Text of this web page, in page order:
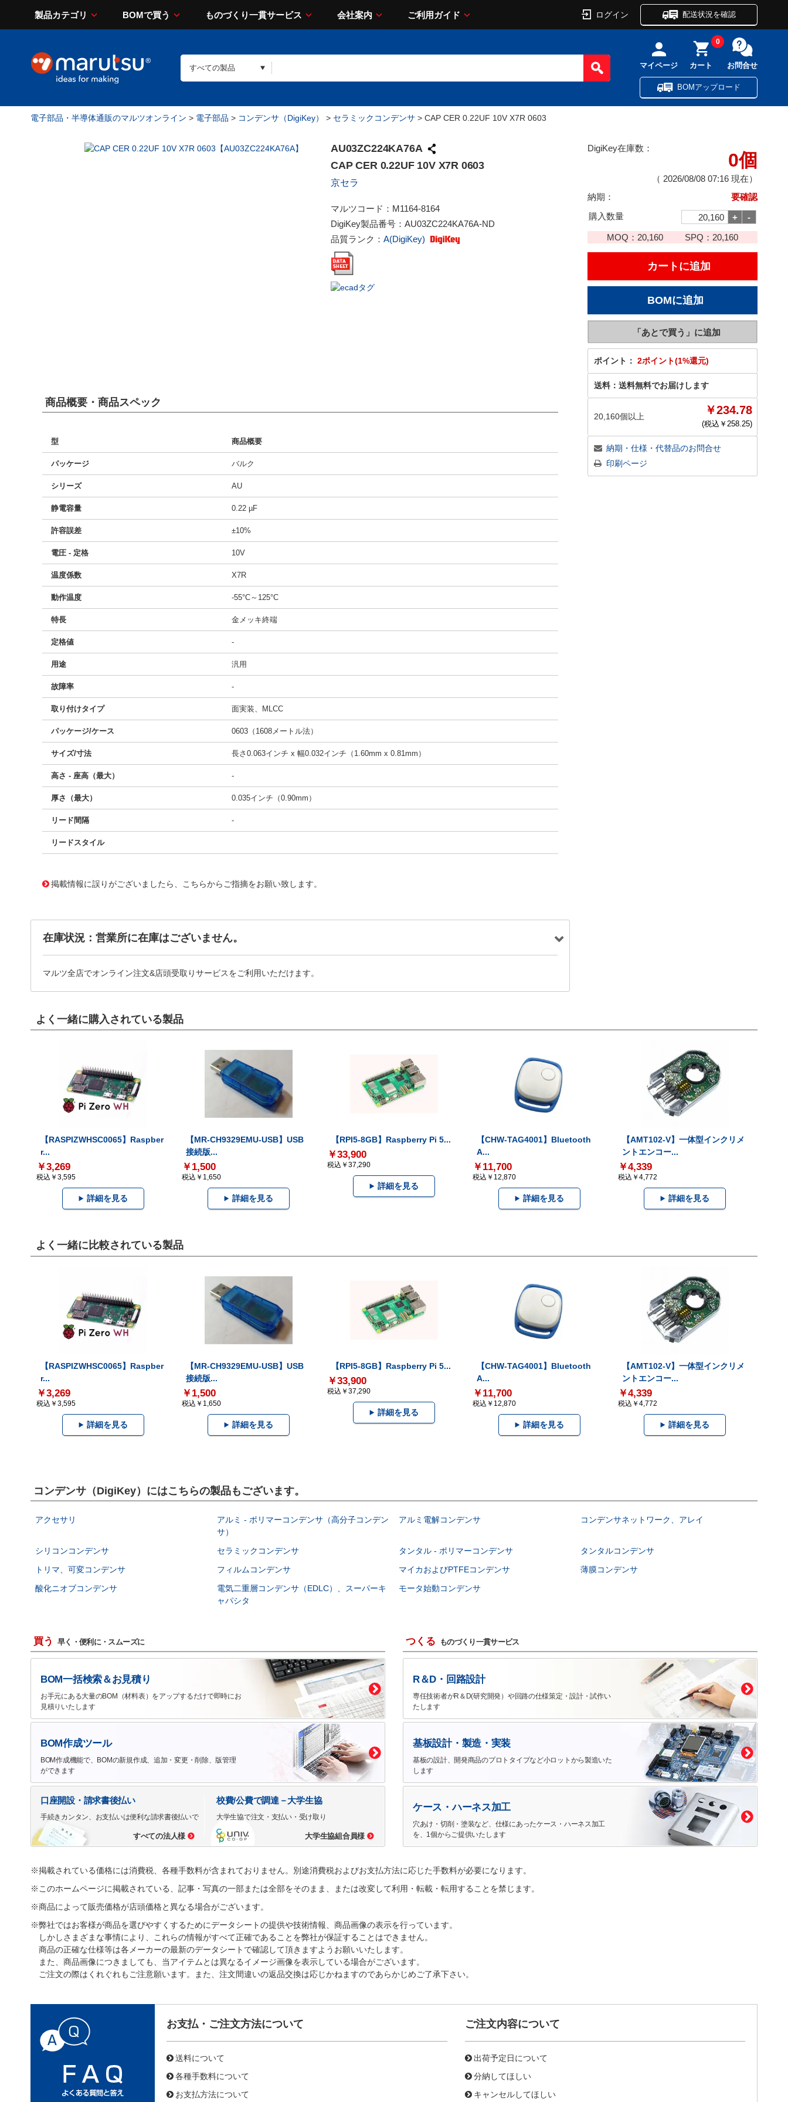
製品カテゴリ BOMで買う ものづくり一貫サービス 会社案内 ご利用ガイド ログイン 配送状況を確認
マイページ カート
0
お問合せ
BOMアップロード
電子部品・半導体通販のマルツオンライン > 電子部品 > コンデンサ（DigiKey） > セラミックコンデンサ > CAP CER 0.22UF 10V X7R 0603
AU03ZC224KA76A
CAP CER 0.22UF 10V X7R 0603
京セラ
マルツコード： M1164-8164
DigiKey製品番号： AU03ZC224KA76A-ND
品質ランク： A(DigiKey)
DigiKey在庫数：
0個
（ 2026/08/08 07:16 現在）
納期：
要確認
購入数量
MOQ： 20,160 SPQ： 20,160
ポイント： 2ポイント(1%還元)
送料： 送料無料でお届けします
20,160個以上 ￥234.78
(税込￥ 258.25)
納期・仕様・代替品のお問合せ
印刷ページ
商品概要・商品スペック
型 商品概要
パッケージ バルク
シリーズ AU
静電容量 0.22 µF
許容誤差 ±10%
電圧 - 定格 10V
温度係数 X7R
動作温度 -55°C～125°C
特長 金メッキ終端
定格値 -
用途 汎用
故障率 -
取り付けタイプ 面実装、MLCC
パッケージ/ケース 0603（1608メートル法）
サイズ/寸法 長さ0.063インチ x 幅0.032インチ（1.60mm x 0.81mm）
高さ - 座高（最大） -
厚さ（最大） 0.035インチ（0.90mm）
リード間隔 -
リードスタイル
掲載情報に誤りがございましたら、こちらからご指摘をお願い致します。
在庫状況：営業所に在庫はございません。
マルツ全店でオンライン注文&店頭受取りサービスをご利用いただけます。
よく一緒に購入されている製品
【RASPIZWHSC0065】Raspber
r...
￥3,269
税込￥3,595
詳細を見る
【MR-CH9329EMU-USB】USB
接続版...
￥1,500
税込￥1,650
詳細を見る
【RPI5-8GB】Raspberry Pi 5...
￥33,900
税込￥37,290
詳細を見る
【CHW-TAG4001】Bluetooth
A...
￥11,700
税込￥12,870
詳細を見る
【AMT102-V】一体型インクリメ
ントエンコー...
￥4,339
税込￥4,772
詳細を見る
よく一緒に比較されている製品
【RASPIZWHSC0065】Raspber
r...
￥3,269
税込￥3,595
詳細を見る
【MR-CH9329EMU-USB】USB
接続版...
￥1,500
税込￥1,650
詳細を見る
【RPI5-8GB】Raspberry Pi 5...
￥33,900
税込￥37,290
詳細を見る
【CHW-TAG4001】Bluetooth
A...
￥11,700
税込￥12,870
詳細を見る
【AMT102-V】一体型インクリメ
ントエンコー...
￥4,339
税込￥4,772
詳細を見る
コンデンサ（DigiKey）にはこちらの製品もございます。
アクセサリ
アルミ - ポリマーコンデンサ（高分子コンデン
サ）
アルミ電解コンデンサ コンデンサネットワーク、アレイ
シリコンコンデンサ セラミックコンデンサ タンタル - ポリマーコンデンサ
タンタルコンデンサ
トリマ、可変コンデンサ
フィルムコンデンサ マイカおよびPTFEコンデンサ
薄膜コンデンサ
酸化ニオブコンデンサ
電気二重層コンデンサ（EDLC）、スーパーキ
ャパシタ
モータ始動コンデンサ
買う 早く・便利に・スムーズに
BOM一括検索＆お見積り
お手元にある大量のBOM（材料表）をアップするだけで即時にお
見積りいたします
BOM作成ツール
BOM作成機能で、BOMの新規作成、追加・変更・削除、版管理
ができます
口座開設・請求書後払い
手続きカンタン、お支払いは便利な請求書後払いで
すべての法人様
校費/公費で調達－大学生協
大学生協で注文・支払い・受け取り
大学生協組合員様
つくる ものづくり一貫サービス
R＆D・回路設計
専任技術者がR＆D(研究開発）や回路の仕様策定・設計・試作い
たします
基板設計・製造・実装
基板の設計、開発商品のプロトタイプなど小ロットから製造いた
します
ケース・ハーネス加工
穴あけ・切削・塗装など、仕様にあったケース・ハーネス加工
を、1個からご提供いたします
※掲載されている価格には消費税、各種手数料が含まれておりません。別途消費税およびお支払方法に応じた手数料が必要になります。
※このホームページに掲載されている、記事・写真の一部または全部をそのまま、または改変して利用・転載・転用することを禁じます。
※商品によって販売価格が店頭価格と異なる場合がございます。
※弊社ではお客様が商品を選びやすくするためにデータシートの提供や技術情報、商品画像の表示を行っています。
しかしさまざまな事情により、これらの情報がすべて正確であることを弊社が保証することはできません。
商品の正確な仕様等は各メーカーの最新のデータシートで確認して頂きますようお願いいたします。
また、商品画像につきましても、当アイテムとは異なるイメージ画像を表示している場合がございます。
ご注文の際はくれぐれもご注意願います。また、注文間違いの返品交換は応じかねますのであらかじめご了承下さい。
お支払・ご注文方法について
送料について
各種手数料について
お支払方法について
ご注文内容について
出荷予定日について
分納してほしい
キャンセルしてほしい